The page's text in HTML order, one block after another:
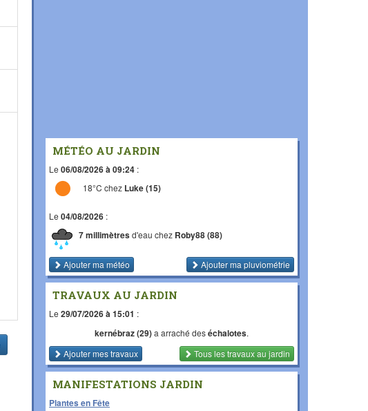
MÉTÉO AU JARDIN
Le 06/08/2026 à 09:24 :
18°C chez Luke (15)
Le 04/08/2026 :
7 millimètresd'eau chez Roby88 (88)
Ajouter ma météo Ajouter ma pluviométrie
TRAVAUX AU JARDIN
Le 29/07/2026 à 15:01 :
kernébraz (29)a arraché deséchalotes.
Ajouter mes travaux
Tous les travauxau jardin
MANIFESTATIONS JARDIN
Plantes en Fête